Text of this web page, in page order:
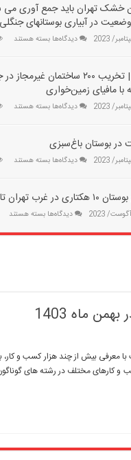
خشک تهران باید جمع آوری می‌
در آبیاری بوستانهای
دیدگاه‌ها برای
تهران
باید
جمع
آوری
|
تغییر
وضعیت
آبیاری
بوستانهای
جنگلی
بسته هستند
ببینید | تخریب ۲۰۰ ساختمان
با مافیای زمین‌خواری
دیدگاه‌ها برای
ساختمان
جنوب
تهران
مقابله
بسته هستند
در بوستان باغ‌سبزی
دیدگاه‌ها برای
بوستان
باغ‌سبزی
بسته هستند
غرب تهران تا پایان سال
دیدگاه‌ها برای
بوستان
پایان
بسته هستند
ماه 1403
انتخاب مشتریان در بهمن ماه 1403 سایت صنعت با معرفی بیش از چند هزار
و کارهای مختلف در رشته های